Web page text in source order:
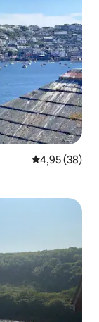
Povprečna
4,95 (38)
gostov«